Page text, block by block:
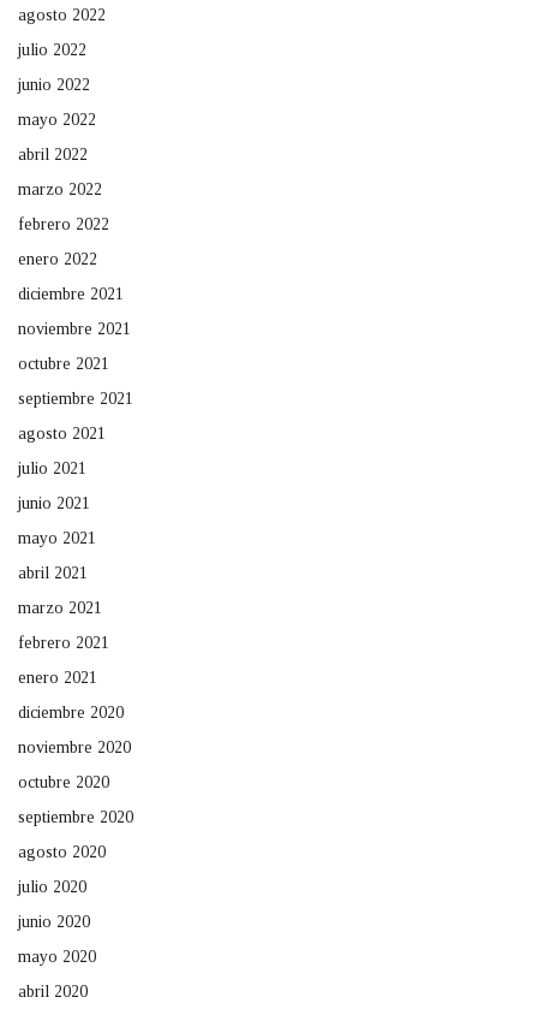
agosto 2022
julio 2022
junio 2022
mayo 2022
abril 2022
marzo 2022
febrero 2022
enero 2022
diciembre 2021
noviembre 2021
octubre 2021
septiembre 2021
agosto 2021
julio 2021
junio 2021
mayo 2021
abril 2021
marzo 2021
febrero 2021
enero 2021
diciembre 2020
noviembre 2020
octubre 2020
septiembre 2020
agosto 2020
julio 2020
junio 2020
mayo 2020
abril 2020